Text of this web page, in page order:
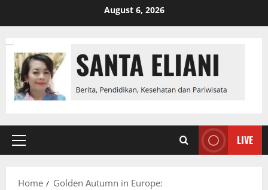
August 6, 2026
Primary
LIVE
Home Golden Autumn in Europe: